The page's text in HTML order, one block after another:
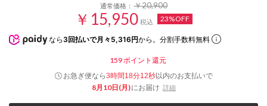
通常価格：￥20,900
￥15,950 税込 23%OFF
なら 3回払いで月々5,316円から。分割手数料無料
159 ポイント還元
お急ぎ便なら3時間18分11秒以内のお支払いで
8月10日(月)にお届け 詳細